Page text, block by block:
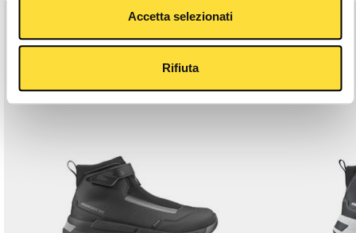
Accetta selezionati
Rifiuta